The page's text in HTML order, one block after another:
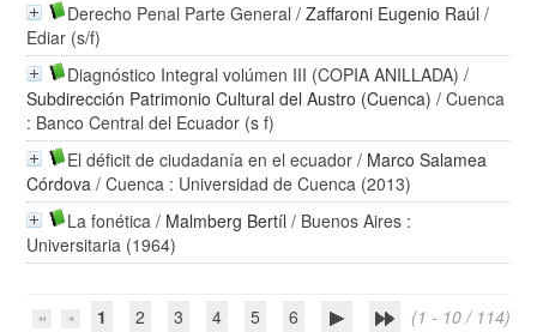
Derecho Penal Parte General /Zaffaroni Eugenio Raúl /
Ediar (s/f)
Diagnóstico Integral volúmen III (COPIA ANILLADA) /
Subdirección Patrimonio Cultural del Austro (Cuenca) / Cuenca
: Banco Central del Ecuador (s f)
El déficit de ciudadanía en el ecuador / Marco Salamea
Córdova / Cuenca : Universidad de Cuenca (2013)
La fonética / Malmberg Bertíl / Buenos Aires :
Universitaria (1964)
1 2 3 4 5 6 (1 - 10 / 114)